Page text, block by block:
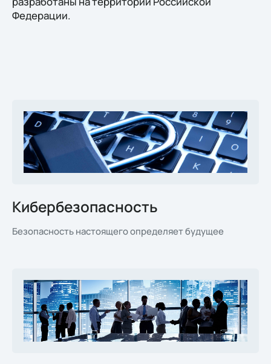
Федерации.
Кибербезопасность
Безопасность настоящего определяет будущее